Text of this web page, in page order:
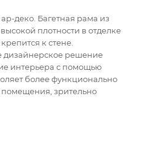
деко. Багетная рама из
плотности в отделке
к стене.
дизайнерское решение
интерьера с помощью
более функционально
помещения, зрительно